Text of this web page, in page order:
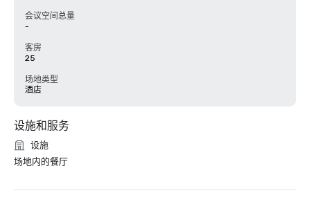
会议空间总量
-
客房
25
场地类型
酒店
设施和服务
设施
场地内的餐厅